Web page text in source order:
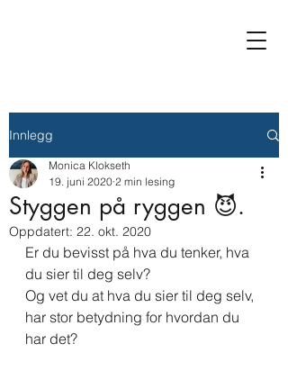
Innlegg
Styggen på ryggen 😈.
Monica Klokseth
19. juni 2020 2 min lesing
Oppdatert: 22. okt. 2020
Er du bevisst på hva du tenker, hva
du sier til deg selv?
Og vet du at hva du sier til deg selv,
har stor betydning for hvordan du
har det?